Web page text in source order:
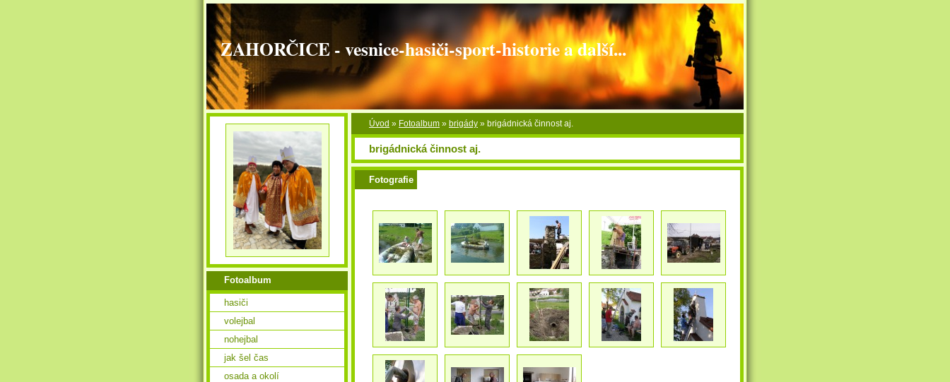
ZAHORČICE - vesnice-hasiči-sport-historie a další...
Úvod » Fotoalbum » brigády » brigádnická činnost aj.
brigádnická činnost aj.
Fotografie
Fotoalbum
hasiči
volejbal
nohejbal
jak šel čas
osada a okolí